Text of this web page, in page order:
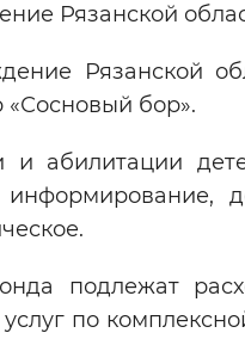
Рязанской
Рязанской
бор».
абилитации
подлежат
по